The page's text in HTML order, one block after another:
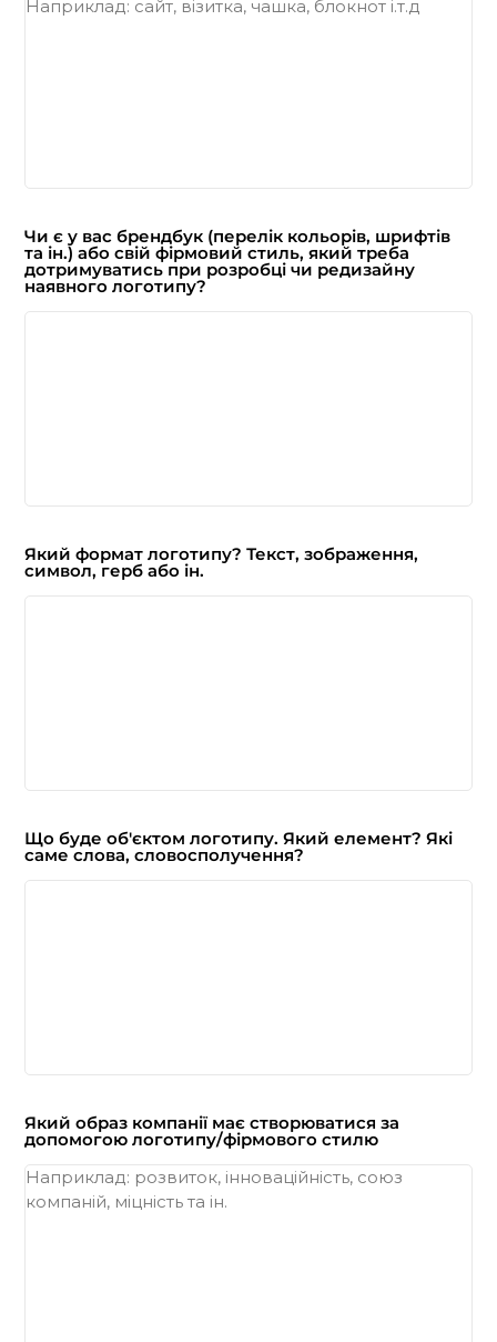
Чи є у вас брендбук (перелік кольорів, шрифтів
та ін.) або свій фірмовий стиль, який треба
дотримуватись при розробці чи редизайну
наявного логотипу?
Який формат логотипу? Текст, зображення,
символ, герб або ін.
Що буде об'єктом логотипу. Який елемент? Які
саме слова, словосполучення?
Який образ компанії має створюватися за
допомогою логотипу/фірмового стилю